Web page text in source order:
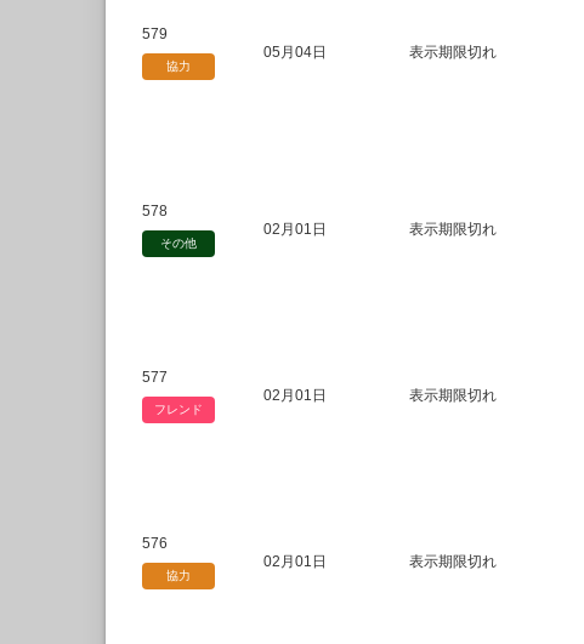
579
協力
05月04日 表示期限切れ
578
その他
02月01日 表示期限切れ
577
フレンド
02月01日 表示期限切れ
576
協力
02月01日 表示期限切れ